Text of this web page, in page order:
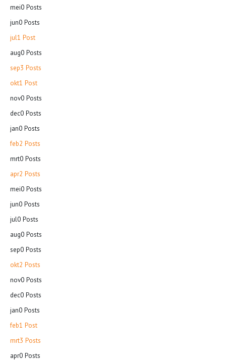
mei0 Posts
jun0 Posts
jul1 Post
aug0 Posts
sep3 Posts
okt1 Post
nov0 Posts
dec0 Posts
jan0 Posts
feb2 Posts
mrt0 Posts
apr2 Posts
mei0 Posts
jun0 Posts
jul0 Posts
aug0 Posts
sep0 Posts
okt2 Posts
nov0 Posts
dec0 Posts
jan0 Posts
feb1 Post
mrt3 Posts
apr0 Posts